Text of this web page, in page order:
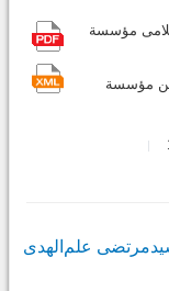
مؤسسة
مؤسسة
علم‌الهدی